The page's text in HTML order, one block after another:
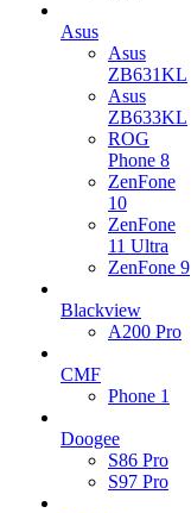
Asus
Asus
ZB631KL
Asus
ZB633KL
ROG
Phone 8
ZenFone
10
ZenFone
11 Ultra
ZenFone 9
Blackview
A200 Pro
CMF
Phone 1
Doogee
S86 Pro
S97 Pro